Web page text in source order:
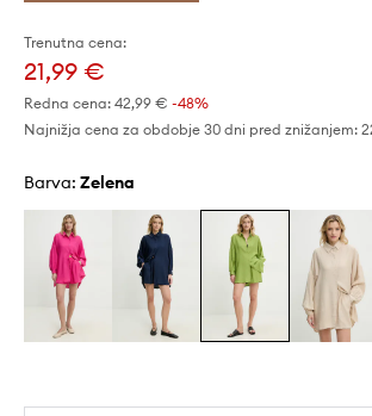
Trenutna cena:
21,99 €
Redna cena: 42,99 € -48%
Najnižja cena za obdobje 30 dni pred znižanjem:
Barva: zelena